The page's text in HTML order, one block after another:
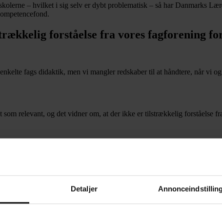
Detaljer
– hvilket i sig selv er dybt problematisk – så har Danmarks
forståelse fra vores fagforening
fags didaktik, men vi mangler redskaber til at håndtere, når vi
relevant, og det vidner om, at der ikke er tilstrækkelig forståelse
overenskomstudvalget i DLF
selvindsigt og mod at kunne se tilbage på en situation, hvor man
beskriver, mens færre siger det så højt og klart som dig.